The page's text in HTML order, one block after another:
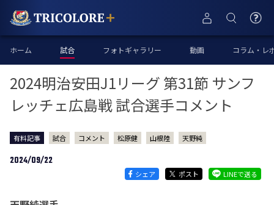
ホーム 試合 フォトギャラリー 動画 コラム・レ
2024明治安田J1リーグ 第31節 サンフ
レッチェ広島戦 試合選手コメント
有料記事 試合 コメント 松原健 山根陸 天野純
2024/09/22
シェア ポスト LINEで送る